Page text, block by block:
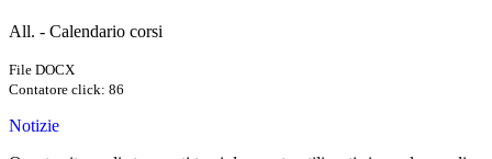
All. - Calendario corsi
File DOCX
Contatore click: 86
Notizie